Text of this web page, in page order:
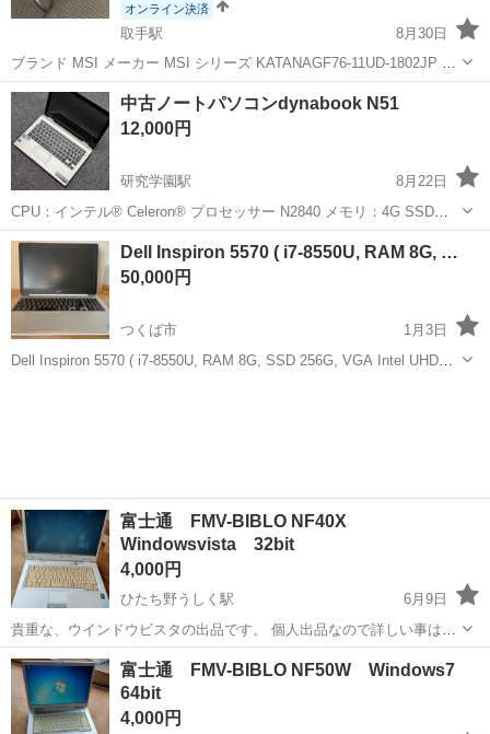
オンライン決済
取手駅
8月30日
ブランド ‎MSI メーカー ‎MSI シリーズ ‎KATANAGF76-11UD-1802JP 梱
包サイズ ‎52.79 x 33.29 x 9 cm; 2.6 kg 電池 ‎1 リチウムイオン 電池(付
属) 商...
茨城 守谷市 取手駅 ノートパソコン MSI
中古ノートパソコンdynabook N51
12,000円
研究学園駅
8月22日
CPU：インテル® Celeron® プロセッサー N2840 メモリ：4G SSD：
128G https://dynabook.com/pc/catalog/dynabook/141014n51/spec.htm
引取...
茨城 つくば市
Dell Inspiron 5570 ( i7-8550U, RAM 8G, …
50,000円
つくば市
1月3日
Dell Inspiron 5570 ( i7-8550U, RAM 8G, SSD 256G, VGA Intel UHD
富士通 FMV-BIBLO NF40X
Windowsvista 32bit
4,000円
ひたち野うしく駅
6月9日
貴重な、ウインドウビスタの出品です。 個人出品なので詳しい事は、
お答え出来無いかもです、トラブルを避けるため、受け渡し後の不具
合は、善処しますが保証はありません。 バッテリーは弱くなっていま
す、電源ケーブルは、付属しませ...
茨城 つくば市 ひたち野うしく駅
BIBLO
富士通 FMV-BIBLO NF50W Windows7
64bit
4,000円